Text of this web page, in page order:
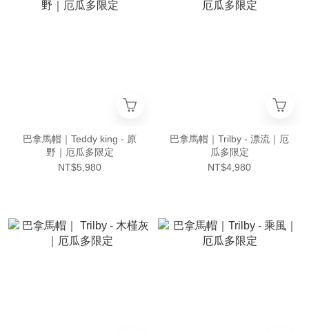
巴拿馬帽｜Teddy king - 原
野｜厄瓜多限定
NT$5,980
巴拿馬帽｜Trilby - 漂流｜厄
瓜多限定
NT$4,980